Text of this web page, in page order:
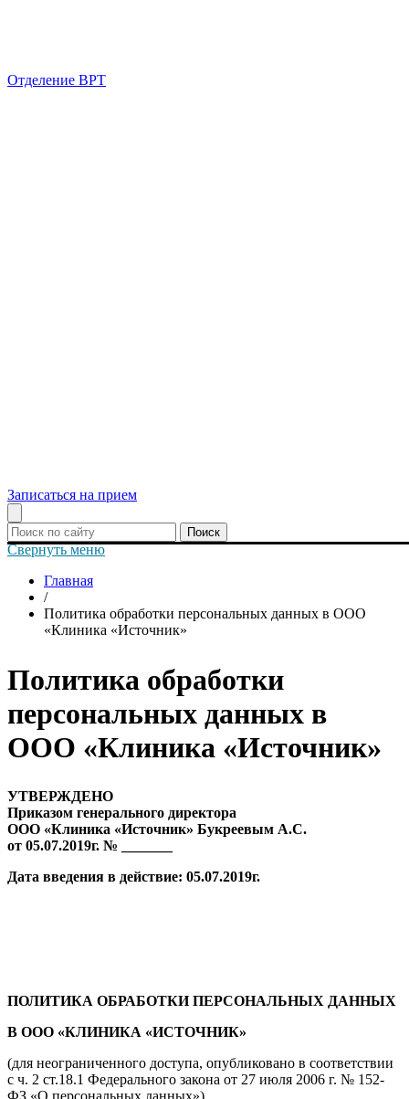
Отделение ВРТ
Записаться на прием
Поиск
Свернуть меню
Главная
/
Политика обработки персональных данных в ООО
«Клиника «Источник»
Политика обработки
персональных данных в
ООО «Клиника «Источник»
УТВЕРЖДЕНО
Приказом генерального директора
ООО «Клиника «Источник» Букреевым А.С.
от 05.07.2019г. № _______
Дата введения в действие: 05.07.2019г.
ПОЛИТИКА ОБРАБОТКИ ПЕРСОНАЛЬНЫХ ДАННЫХ
В ООО «КЛИНИКА «ИСТОЧНИК»
(для неограниченного доступа, опубликовано в соответствии
с ч. 2 ст.18.1 Федерального закона от 27 июля 2006 г. № 152-
ФЗ «О персональных данных»)